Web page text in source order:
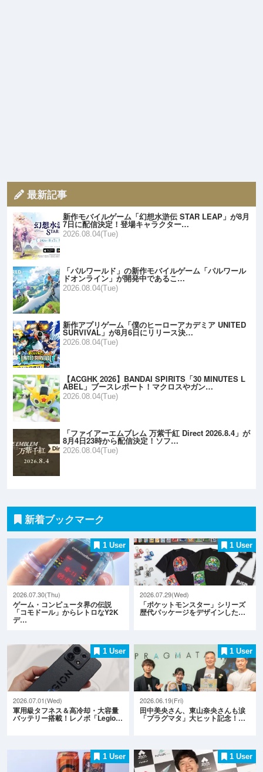
最新記事
新作モバイルゲーム「幻想水滸伝 STAR LEAP」が8月
7日に配信決定！登場キャラクター…
2026.08.04(Tue)
「パルワールド」の新作モバイルゲーム「パルワール
ドオンライン」が開発中であるこ…
2026.08.04(Tue)
新作アプリゲーム「僕のヒーローアカデミア UNITED
SURVIVAL」が8月6日にリリース決…
2026.08.04(Tue)
【ACGHK 2026】BANDAI SPIRITS「30 MINUTES L
ABEL」ブースレポート！マクロスやガン…
2026.08.04(Tue)
「ファイアーエムブレム 万紫千紅 Direct 2026.8.4」が
8月4日23時から配信決定！ソフ…
2026.08.04(Tue)
新着ブックマーク
1 User
2026.07.30(Thu)
ゲーム・コンピュータ界の伝説
「コモドール」からレトロなY2K
デ…
1 User
2026.07.29(Wed)
「ポケットモンスター」シリーズ
歴代パッケージをデザインした…
1 User
2026.07.01(Wed)
軍用級タフネス＆高冷却・大容量
バッテリー搭載！レノボ「Legio…
1 User
2026.06.19(Fri)
田中美央さん、東山奈央さんも涙
「プラグマタ」大ヒット記念！…
1 User 1 User